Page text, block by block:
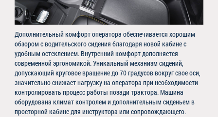
Дополнительный комфорт оператора обеспечивается хорошим
обзором с водительского сидения благодаря новой кабине с
удобным остеклением. Внутренний комфорт дополняется
современной эргономикой. Уникальный механизм сидений,
допускающий круговое вращение до 70 градусов вокруг свое оси,
значительно снижает нагрузку на оператора при необходимости
контролировать процесс работы позади трактора. Машина
оборудована климат контролем и дополнительным сиденьем в
просторной кабине для инструктора или сопровождающего.